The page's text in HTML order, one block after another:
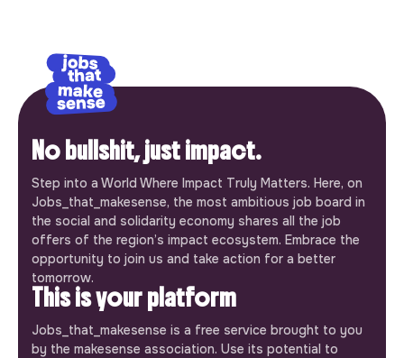
No bullshit, just impact.
Step into a World Where Impact Truly Matters. Here, on
Jobs_that_makesense, the most ambitious job board in
the social and solidarity economy shares all the job
offers of the region’s impact ecosystem. Embrace the
opportunity to join us and take action for a better
tomorrow.
This is your platform
Jobs_that_makesense is a free service brought to you
by the makesense association. Use its potential to